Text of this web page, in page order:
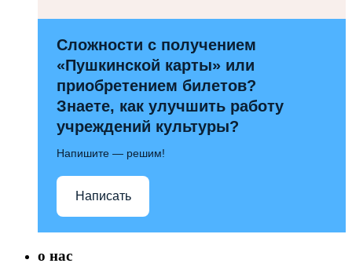
Сложности с получением
«Пушкинской карты» или
приобретением билетов?
Знаете, как улучшить работу
учреждений культуры?
Напишите — решим!
Написать
о нас